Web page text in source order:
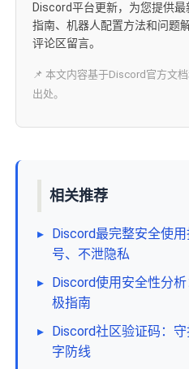
Discord平台更新，为您提供
指南、机器人配置方法和问题
评论区留言。
📌 本文内容基于Discord官方文
出处。
相关推荐
▸ Discord最完整安全使
号、不泄隐私
▸ Discord使用安全性分
极指南
▸ Discord社区验证码：
字防线